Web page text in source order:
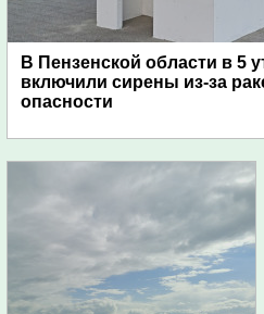
В Пензенской области в 5
включили сирены из-за
опасности